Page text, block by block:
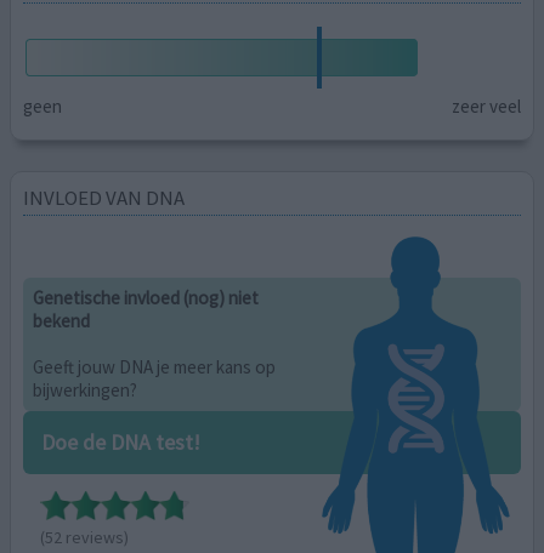
geen zeer veel
INVLOED VAN DNA
Genetische invloed (nog) niet
bekend
Geeft jouw DNA je meer kans op
bijwerkingen?
Doe de DNA test!
(52 reviews)